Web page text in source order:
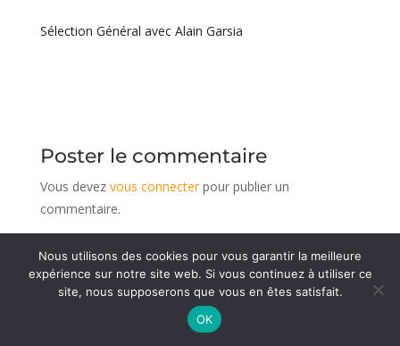
Sélection Général avec Alain Garsia
Poster le commentaire
Vous devez vous connecterpour publier un
commentaire.
© 1936 - 2026 Association du GAPHE-Mentions
Réalisé par CeDeeV
Nous utilisons des cookies pour vous garantir la meilleure
expérience sur notre site web. Si vous continuez à utiliser ce
site, nous supposerons que vous en êtes satisfait.
OK